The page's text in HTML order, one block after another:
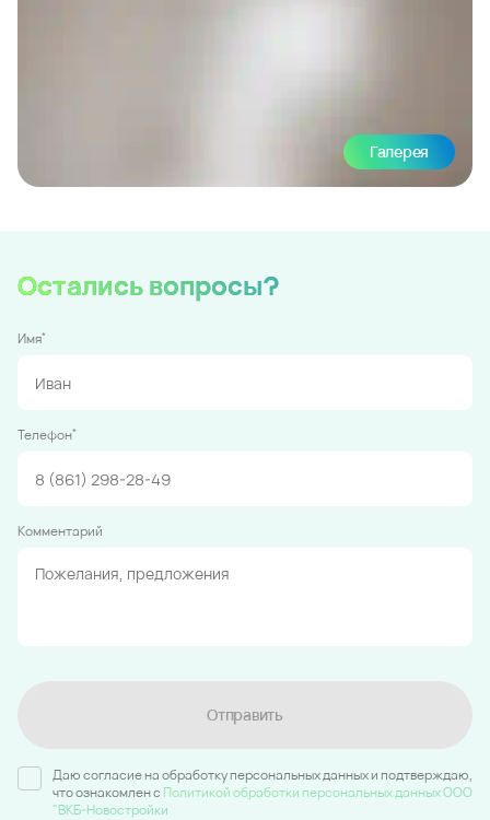
Галерея
Остались вопросы?
Имя*
Телефон*
Комментарий
Отправить
Даю согласие на обработку персональных данных и подтверждаю,
что ознакомлен c Политикой обработки персональных данных ООО
"ВКБ-Новостройки